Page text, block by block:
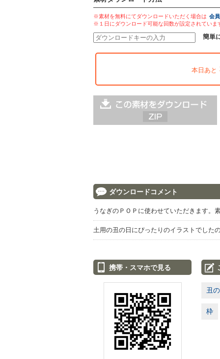
※素材を無料にてダウンロードいただく場合は 会
※１日にダウンロード可能な回数が設定されていま
簡単
本日あと
ダウンロードコメント
うなぎのＰＯＰに使わせていただきます。
土用の丑の日にぴったりのイラストでした
携帯・スマホで見る
丑
枠